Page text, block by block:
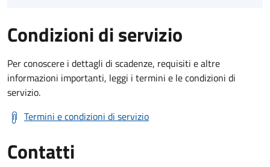
Condizioni di servizio
Per conoscere i dettagli di scadenze, requisiti e altre
informazioni importanti, leggi i termini e le condizioni di
servizio.
Termini e condizioni di servizio
Contatti